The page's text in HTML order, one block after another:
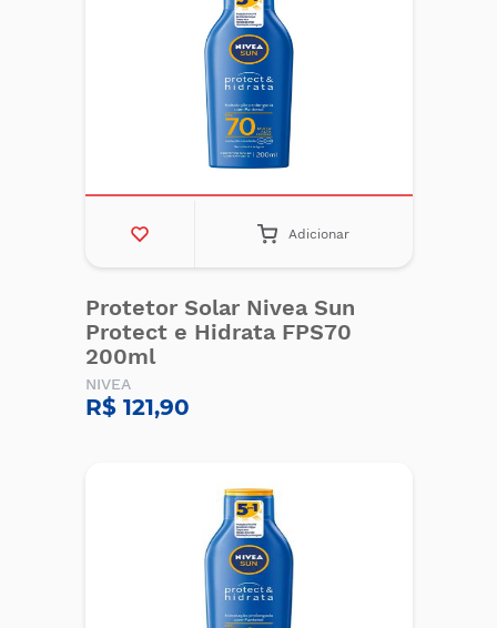
Adicionar
Protetor Solar Nivea Sun
Protect e Hidrata FPS70
200ml
NIVEA
R$ 121,90